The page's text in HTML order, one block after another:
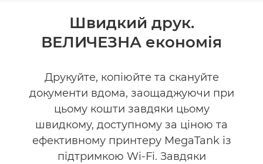
Технічні характеристики
Підтримка
Швидкий друк.
ВЕЛИЧЕЗНА економія
Друкуйте, копіюйте та скануйте
документи вдома, заощаджуючи при
цьому кошти завдяки цьому
швидкому, доступному за ціною та
ефективному принтеру MegaTank із
підтримкою Wi-Fi. Завдяки